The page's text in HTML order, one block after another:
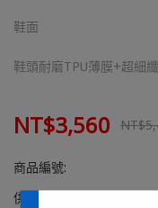
鞋面
鞋頭耐磨TPU薄膜+超細
NT$3,560
商品編號:
供貨狀況: